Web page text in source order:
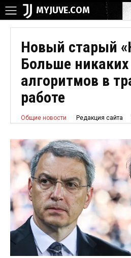
MYJUVE.COM
Новый старый
Больше никаких
алгоритмов в
работе
Общие новости Редакция сайта